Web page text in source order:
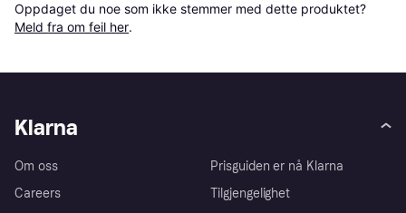
Oppdaget du noe som ikke stemmer med dette produktet?
Meld fra om feil her.
Klarna
Om oss
Careers
Prisguiden er nå Klarna
Tilgjengelighet